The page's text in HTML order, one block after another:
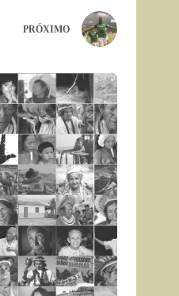
PRÓXIMO